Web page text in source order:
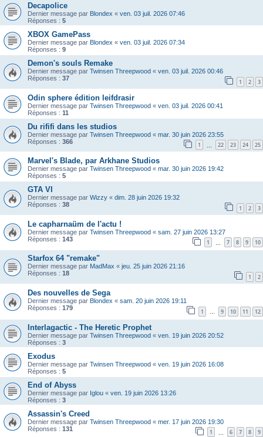
Decapolice
Dernier message par Blondex « ven. 03 juil. 2026 07:46
Réponses : 5
XBOX GamePass
Dernier message par Blondex « ven. 03 juil. 2026 07:34
Réponses : 9
Demon's souls Remake
Dernier message par Twinsen Threepwood « ven. 03 juil. 2026 00:46
Réponses : 37 1 2 3
Odin sphere édition leifdrasir
Dernier message par Twinsen Threepwood « ven. 03 juil. 2026 00:41
Réponses : 11
Du rififi dans les studios
Dernier message par Twinsen Threepwood « mar. 30 juin 2026 23:55
Réponses : 366 1 22 23 24 25
Marvel's Blade, par Arkhane Studios
Dernier message par Twinsen Threepwood « mar. 30 juin 2026 19:42
Réponses : 5
GTA VI
Dernier message par Wizzy « dim. 28 juin 2026 19:32
Réponses : 38 1 2 3
Le capharnaüm de l'actu !
Dernier message par Twinsen Threepwood « sam. 27 juin 2026 13:27
Réponses : 143 1 7 8 9 10
Starfox 64 "remake"
Dernier message par MadMax « jeu. 25 juin 2026 21:16
Réponses : 18 1 2
Des nouvelles de Sega
Dernier message par Blondex « sam. 20 juin 2026 19:11
Réponses : 179 1 … 9 10 11 12
Interlagactic - The Heretic Prophet
Dernier message par Twinsen Threepwood « ven. 19 juin 2026 20:52
Réponses : 3
Exodus
Dernier message par Twinsen Threepwood « ven. 19 juin 2026 16:08
Réponses : 5
End of Abyss
Dernier message par Iglou « ven. 19 juin 2026 13:26
Réponses : 3
Assassin's Creed
Dernier message par Twinsen Threepwood « mer. 17 juin 2026 19:30
Réponses : 131 1 6 7 8 9